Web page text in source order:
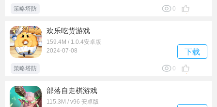
策略塔防 0
欢乐吃货游戏
159.4M / 1.0.4安卓版
2024-07-08
下载
策略塔防 0
部落自走棋游戏
115.3M / v96 安卓版